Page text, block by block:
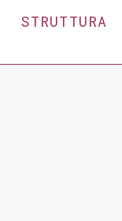
STRUTTURA